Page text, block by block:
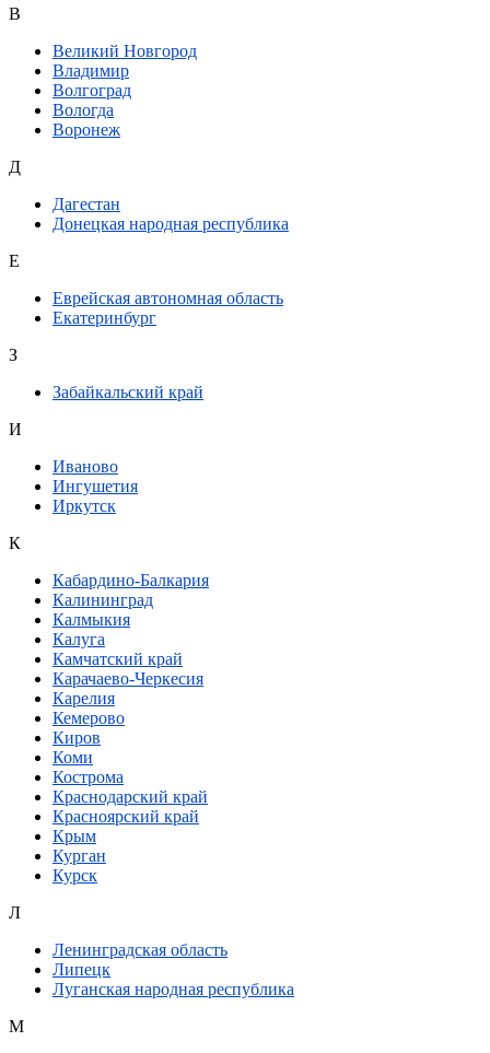
В
Великий Новгород
Владимир
Волгоград
Вологда
Воронеж
Д
Дагестан
Донецкая народная республика
Е
Еврейская автономная область
Екатеринбург
З
Забайкальский край
И
Иваново
Ингушетия
Иркутск
К
Кабардино-Балкария
Калининград
Калмыкия
Калуга
Камчатский край
Карачаево-Черкесия
Карелия
Кемерово
Киров
Коми
Кострома
Краснодарский край
Красноярский край
Крым
Курган
Курск
Л
Ленинградская область
Липецк
Луганская народная республика
М